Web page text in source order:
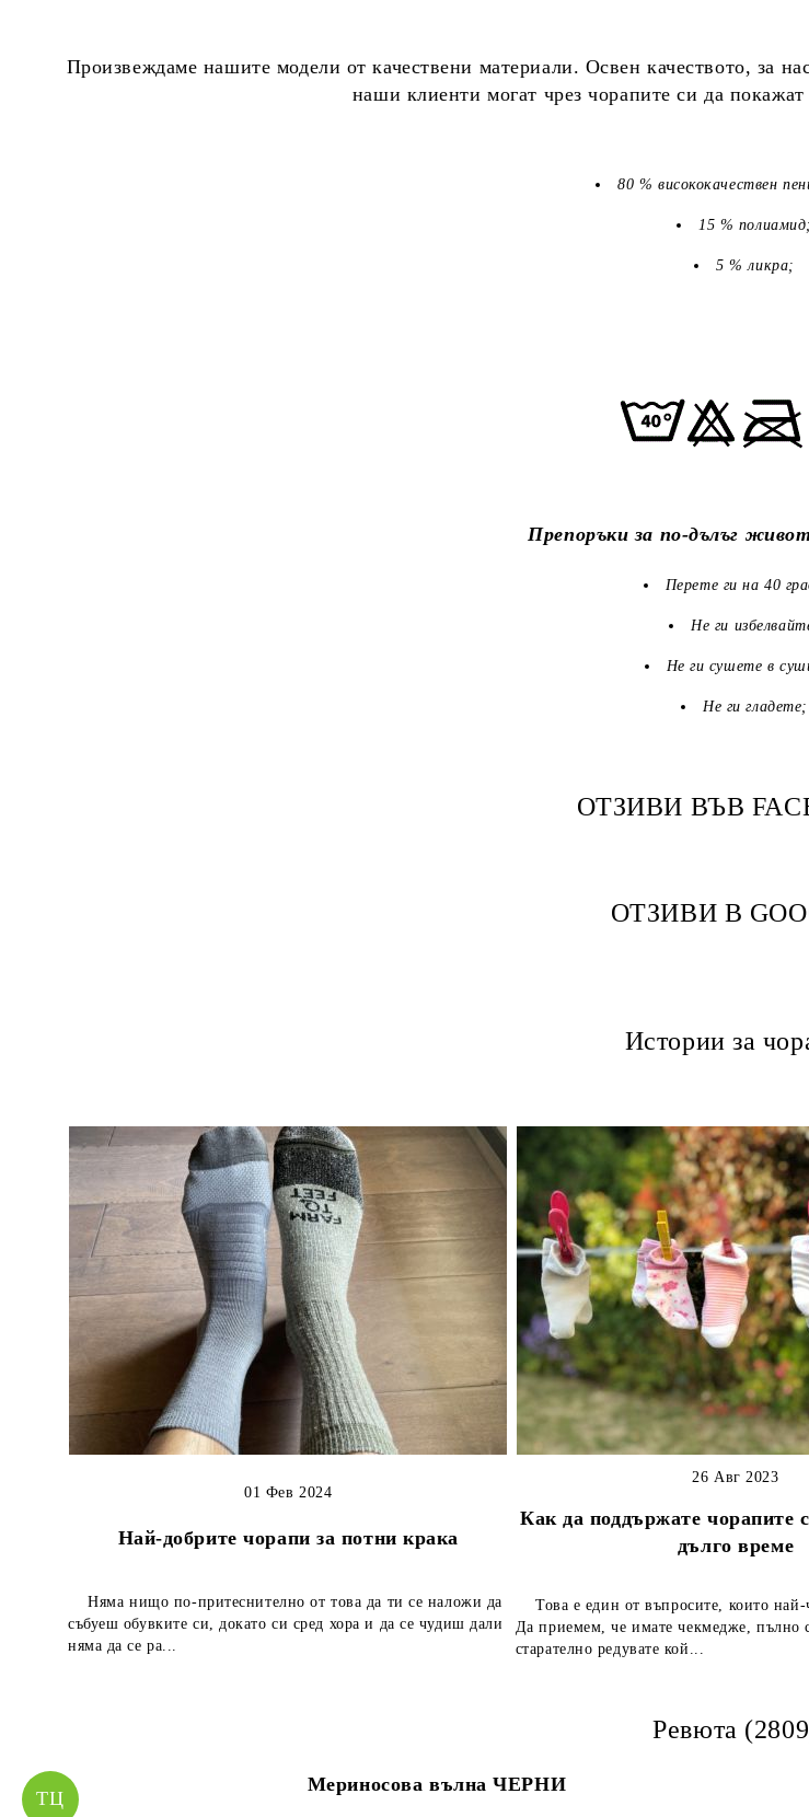
Произвеждаме нашите модели от качествени материали. Освен качеството, за
наши клиенти могат чрез чорапите си да
80 % висококачествен
15 % полиамид;
5 % ликра;
Препоръки за по-дълъг
Перете ги на 40
Не ги
Не ги сушете в
Не ги гладете;
ОТЗИВИ ВЪВ
ОТЗИВИ В
Истории за
Най-добрите чорапи за потни крака
01 Фев 2024
Няма нищо по-притеснително от това да ти се наложи да
събуеш обувките си, докато си сред хора и да се чудиш дали
няма да се ра...
Как да поддържате чорапите
дълго време
26 Авг 2023
Това е един от въпросите, които най-
Да приемем, че имате чекмедже, пълно
старателно редувате кой...
Ревюта
ТЦ
Мериносова вълна ЧЕРНИ